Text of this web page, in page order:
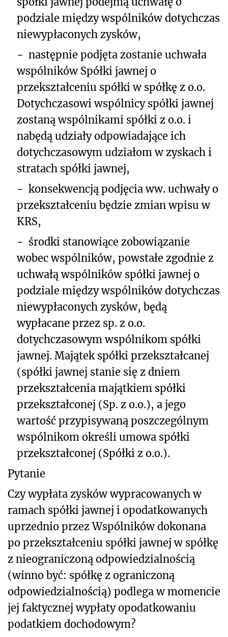
podziale między wspólników dotychczas
niewypłaconych zysków,
− następnie podjęta zostanie uchwała
wspólników Spółki jawnej o
przekształceniu spółki w spółkę z o.o.
Dotychczasowi wspólnicy spółki jawnej
zostaną wspólnikami spółki z o.o. i
nabędą udziały odpowiadające ich
dotychczasowym udziałom w zyskach i
stratach spółki jawnej,
− konsekwencją podjęcia ww. uchwały o
przekształceniu będzie zmian wpisu w
KRS,
− środki stanowiące zobowiązanie
wobec wspólników, powstałe zgodnie z
uchwałą wspólników spółki jawnej o
podziale między wspólników dotychczas
niewypłaconych zysków, będą
wypłacane przez sp. z o.o.
dotychczasowym wspólnikom spółki
jawnej. Majątek spółki przekształcanej
(spółki jawnej stanie się z dniem
przekształcenia majątkiem spółki
przekształconej (Sp. z o.o.), a jego
wartość przypisywaną poszczególnym
wspólnikom określi umowa spółki
przekształconej (Spółki z o.o.).
Pytanie
Czy wypłata zysków wypracowanych w
ramach spółki jawnej i opodatkowanych
uprzednio przez Wspólników dokonana
po przekształceniu spółki jawnej w spółkę
z nieograniczoną odpowiedzialnością
(winno być: spółkę z ograniczoną
odpowiedzialnością) podlega w momencie
jej faktycznej wypłaty opodatkowaniu
podatkiem dochodowym?